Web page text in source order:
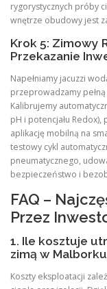
rygorystycznych próby
wnętrze obudowy jest
Krok 5: Zimowy
Przekazanie
Napełniamy jacuzzi
przeprowadzamy
Kalibrujemy
pH i potencjału
aplikację mobilną na
testowy cykl
pneumatycznego,
bezpieczeństwo i
FAQ –
Przez
1. Ile kosztuje
zimą w
Koszty eksploatacji